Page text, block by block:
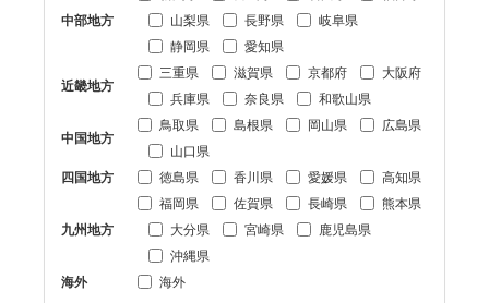
中部地方
山梨県
長野県
岐阜県
静岡県
愛知県
近畿地方
三重県 滋賀県 京都府
大阪府
兵庫県
奈良県 和歌山県
中国地方
鳥取県 島根県 岡山県
広島県
山口県
四国地方
徳島県 香川県 愛媛県 高知県
九州地方
福岡県 佐賀県 長崎県
熊本県
大分県
宮崎県
鹿児島県
沖縄県
海外
海外